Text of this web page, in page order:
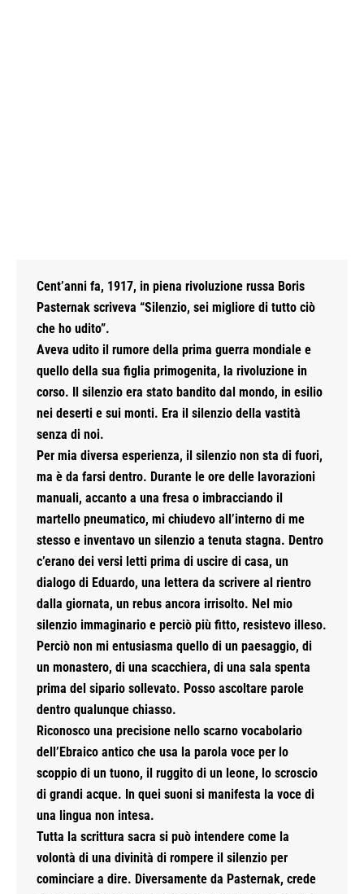
Cent’anni fa, 1917, in piena rivoluzione russa Boris
Pasternak scriveva “Silenzio, sei migliore di tutto ciò
che ho udito”.
Aveva udito il rumore della prima guerra mondiale e
quello della sua figlia primogenita, la rivoluzione in
corso. Il silenzio era stato bandito dal mondo, in esilio
nei deserti e sui monti. Era il silenzio della vastità
senza di noi.
Per mia diversa esperienza, il silenzio non sta di fuori,
ma è da farsi dentro. Durante le ore delle lavorazioni
manuali, accanto a una fresa o imbracciando il
martello pneumatico, mi chiudevo all’interno di me
stesso e inventavo un silenzio a tenuta stagna. Dentro
c’erano dei versi letti prima di uscire di casa, un
dialogo di Eduardo, una lettera da scrivere al rientro
dalla giornata, un rebus ancora irrisolto. Nel mio
silenzio immaginario e perciò più fitto, resistevo illeso.
Perciò non mi entusiasma quello di un paesaggio, di
un monastero, di una scacchiera, di una sala spenta
prima del sipario sollevato. Posso ascoltare parole
dentro qualunque chiasso.
Riconosco una precisione nello scarno vocabolario
dell’Ebraico antico che usa la parola voce per lo
scoppio di un tuono, il ruggito di un leone, lo scroscio
di grandi acque. In quei suoni si manifesta la voce di
una lingua non intesa.
Tutta la scrittura sacra si può intendere come la
volontà di una divinità di rompere il silenzio per
cominciare a dire. Diversamente da Pasternak, crede